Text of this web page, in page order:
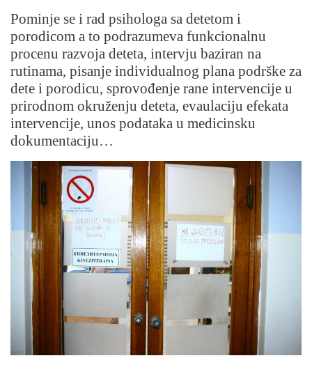
Pominje se i rad psihologa sa detetom i
porodicom a to podrazumeva funkcionalnu
procenu razvoja deteta, intervju baziran na
rutinama, pisanje individualnog plana podrške za
dete i porodicu, sprovođenje rane intervencije u
prirodnom okruženju deteta, evaulaciju efekata
intervencije, unos podataka u medicinsku
dokumentaciju…